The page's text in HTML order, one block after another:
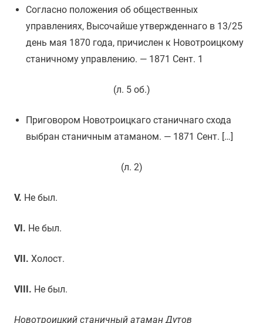
Согласно положения об общественных
управлениях, Высочайше утвержденнаго в 13/25
день мая 1870 года, причислен к Новотроицкому
станичному управлению. — 1871 Сент. 1
(л. 5 об.)
Приговором Новотроицкаго станичнаго схода
выбран станичным атаманом. — 1871 Сент. […]
(л. 2)
V. Не был.
VI. Не был.
VII. Холост.
VIII. Не был.
Новотроицкий станичный атаман Дутов